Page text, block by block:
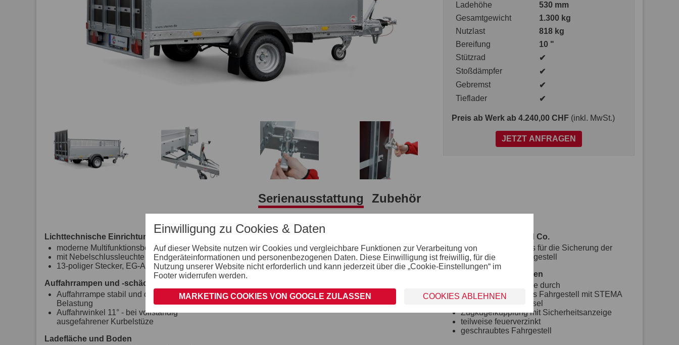
Ladehöhe
530 mm
Gesamtgewicht
1.300 kg
Nutzlast
818 kg
Bereifung
10 "
Stützrad
✔
Stoßdämpfer
✔
Gebremst
✔
Tieflader
✔
Preis ab Werk ab 4.240,00 CHF (inkl. MwSt.)
JETZT ANFRAGEN
Serienausstattung Zubehör
Lichttechnische Einrichtungen
moderne Multifunktionsbeleuchtung
mit Nebelschlussleuchte
13-poliger Stecker, EG-Ausstattung
Auffahrrampen und -schächte
Auffahrrampe stabil und doppelwandig, 900 kg
Belastung
Auffahrwinkel 11° - bei vollständig
ausgefahrener Kurbelstüze
Ladefläche und Boden
8 versenkte Verzurrbügel, auf der Ladefläche im
Rahmen integriert
wartungsfreie Kompaktradlager
stoßfeste Kunststoffkotflügel
Bordwand, Reling und Co.
mit Spannverschluss für die Sicherung der
Kippbrücke am Fahrgestell
Fahrgestell und Rahmen
optimale Straßenlage durch
teststreckengeprüftes Fahrgestell mit STEMA
Sicherheits-V-Deichsel
Zugkugelkupplung mit Sicherheitsanzeige
teilweise feuerverzinkt
geschraubtes Fahrgestell
Einwilligung zu Cookies & Daten
Auf dieser Website nutzen wir Cookies und vergleichbare Funktionen zur Verarbeitung von
Endgeräteinformationen und personenbezogenen Daten. Diese Einwilligung ist freiwillig, für die
Nutzung unserer Website nicht erforderlich und kann jederzeit über die „Cookie-Einstellungen“ im
Footer widerrufen werden.
MARKETING COOKIES VON GOOGLE ZULASSEN COOKIES ABLEHNEN